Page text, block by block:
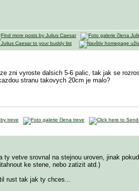
zni vyroste dalsich 5-6 palic, tak jak se
stranu takovych 20cm je malo?
ty vetve srovnal na stejnou uroven, jinak
ke stene, nebo zatizit atd.)
rust tak jak ty chces...